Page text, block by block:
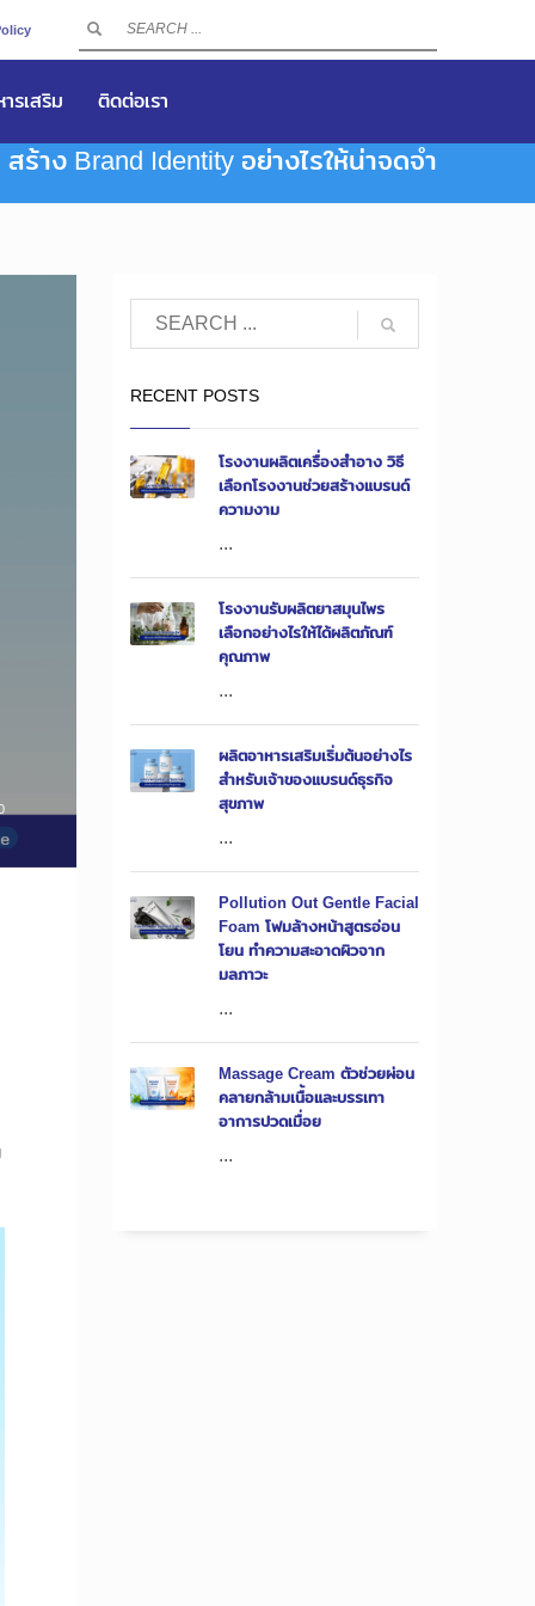
รเสริม ติดต่อเรา
สร้าง Brand Identity อย่างไรให้น่าจดจำ
RECENT POSTS
โรงงานผลิตเครื่องสำอาง วิธี
เลือกโรงงานช่วยสร้างแบรนด์
ความงาม
...
โรงงานรับผลิตยาสมุนไพร
เลือกอย่างไรให้ได้ผลิตภัณฑ์
คุณภาพ
...
ผลิตอาหารเสริมเริ่มต้นอย่างไร
สำหรับเจ้าของแบรนด์ธุรกิจ
สุขภาพ
...
Pollution Out Gentle Facial
Foam โฟมล้างหน้าสูตรอ่อน
โยน ทำความสะอาดผิวจาก
มลภาวะ
...
Massage Cream ตัวช่วยผ่อน
คลายกล้ามเนื้อและบรรเทา
อาการปวดเมื่อย
...